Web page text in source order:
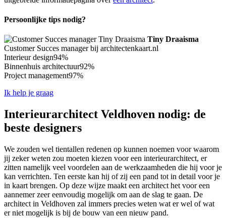
Persoonlijke tips nodig?
Tiny Draaisma
Customer Succes manager bij architectenkaart.nl
Interieur design94%
Binnenhuis architectuur92%
Project management97%
Ik help je graag
Interieurarchitect Veldhoven nodig: de
beste designers
We zouden wel tientallen redenen op kunnen noemen voor waarom
jij zeker weten zou moeten kiezen voor een interieurarchitect, er
zitten namelijk veel voordelen aan de werkzaamheden die hij voor je
kan verrichten. Ten eerste kan hij of zij een pand tot in detail voor je
in kaart brengen. Op deze wijze maakt een architect het voor een
aannemer zeer eenvoudig mogelijk om aan de slag te gaan. De
architect in Veldhoven zal immers precies weten wat er wel of wat
er niet mogelijk is bij de bouw van een nieuw pand.